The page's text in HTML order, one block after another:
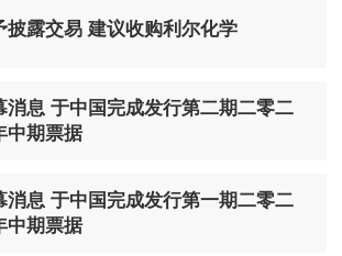
披露交易 建议收购利尔化学
消息 于中国完成发行第二期二零二
中期票据
消息 于中国完成发行第一期二零二
中期票据